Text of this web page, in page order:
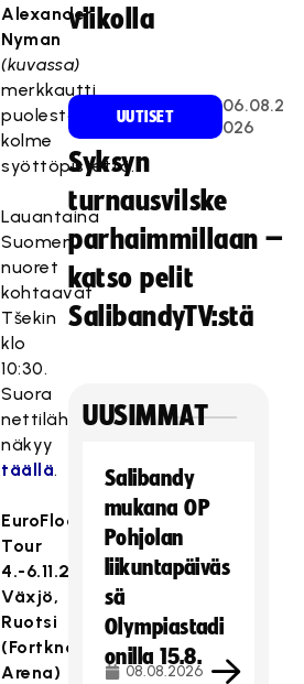
Alexander
Nyman
(kuvassa)
merkkautti
puolestaan
kolme
syöttöpistettä.
Lauantaina
Suomen
nuoret
kohtaavat
Tšekin
klo
10:30.
Suora
nettilähetys
näkyy
täällä.
EuroFloorball
Tour
4.-6.11.2016
Växjö,
Ruotsi
(Fortknox
Arena)
viikolla
UUTISET
06.08.2
026
Syksyn
turnausvilske
parhaimmillaan –
katso pelit
SalibandyTV:stä
UUSIMMAT
Salibandy
mukana OP
Pohjolan
liikuntapäiväs
sä
Olympiastadi
onilla 15.8.
08.08.2026